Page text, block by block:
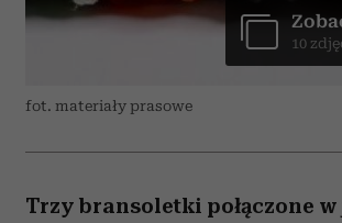
fot. materiały prasowe
10
Trzy bransoletki połączone w